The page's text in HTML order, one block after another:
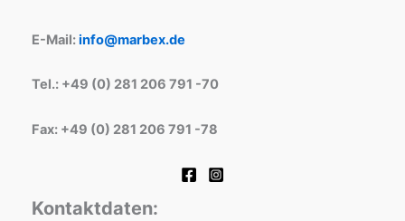
E-Mail:info@marbex.de
Tel.: +49 (0) 281 206 791 -70
Fax: +49 (0) 281 206 791 -78
Kontaktdaten: